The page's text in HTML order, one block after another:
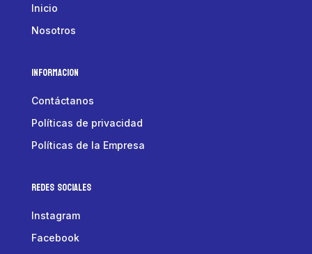
Inicio
Nosotros
Informacion
Contáctanos
Políticas de privacidad
Políticas de la Empresa
Redes Sociales
Instagram
Facebook